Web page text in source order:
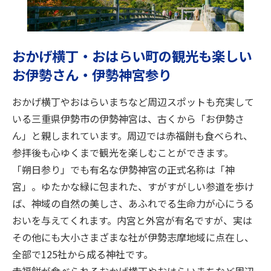
閉じる
おかげ横丁・おはらい町の観光も楽しい
お伊勢さん・伊勢神宮参り
おかげ横丁やおはらいまちなど周辺スポットも充実して
いる三重県伊勢市の伊勢神宮は、古くから「お伊勢さ
ん」と親しまれています。周辺では赤福餅も食べられ、
参拝後も心ゆくまで観光を楽しむことができます。
「朔日参り」でも有名な伊勢神宮の正式名称は「神
宮」。ゆたかな緑に包まれた、すがすがしい参道を歩け
ば、神域の自然の美しさ、あふれでる生命力が心にうる
おいを与えてくれます。内宮と外宮が有名ですが、実は
その他にも大小さまざまな社が伊勢志摩地域に点在し、
全部で125社から成る神社です。